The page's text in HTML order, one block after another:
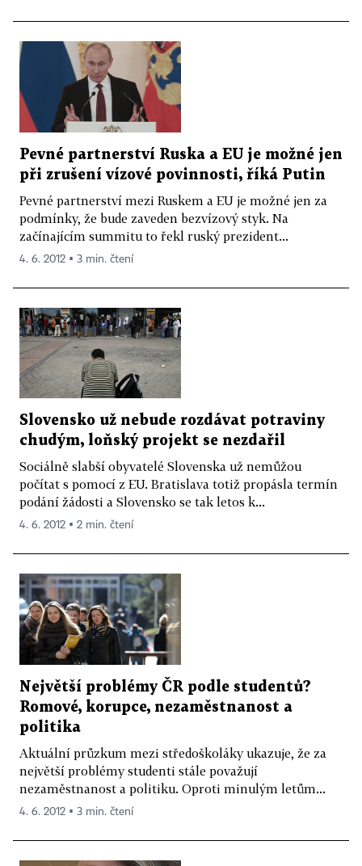
Pevné partnerství Ruska a EU je možné jen
při zrušení vízové povinnosti, říká Putin
Pevné partnerství mezi Ruskem a EU je možné jen za
podmínky, že bude zaveden bezvízový styk. Na
začínajícím summitu to řekl ruský prezident...
4. 6. 2012 ▪ 3 min. čtení
Slovensko už nebude rozdávat potraviny
chudým, loňský projekt se nezdařil
Sociálně slabší obyvatelé Slovenska už nemůžou
počítat s pomocí z EU. Bratislava totiž propásla termín
podání žádosti a Slovensko se tak letos k...
4. 6. 2012 ▪ 2 min. čtení
Největší problémy ČR podle studentů?
Romové, korupce, nezaměstnanost a
politika
Aktuální průzkum mezi středoškoláky ukazuje, že za
největší problémy studenti stále považují
nezaměstnanost a politiku. Oproti minulým letům...
4. 6. 2012 ▪ 3 min. čtení